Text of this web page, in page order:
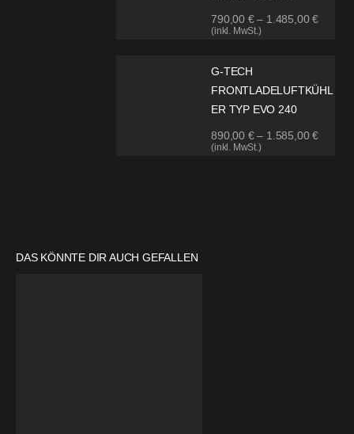
790,00 €– 1.485,00€
(inkl. MwSt.)
G-TECH
FRONTLADELUFTKÜHL
ER TYP EVO 240
890,00 €– 1.585,00€
(inkl. MwSt.)
DAS KÖNNTE DIR AUCH GEFALLEN